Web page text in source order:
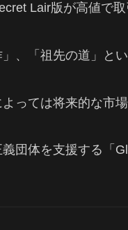
Lair版が高値で
、「祖先の道」と
っては将来的な市
団体を支援する「